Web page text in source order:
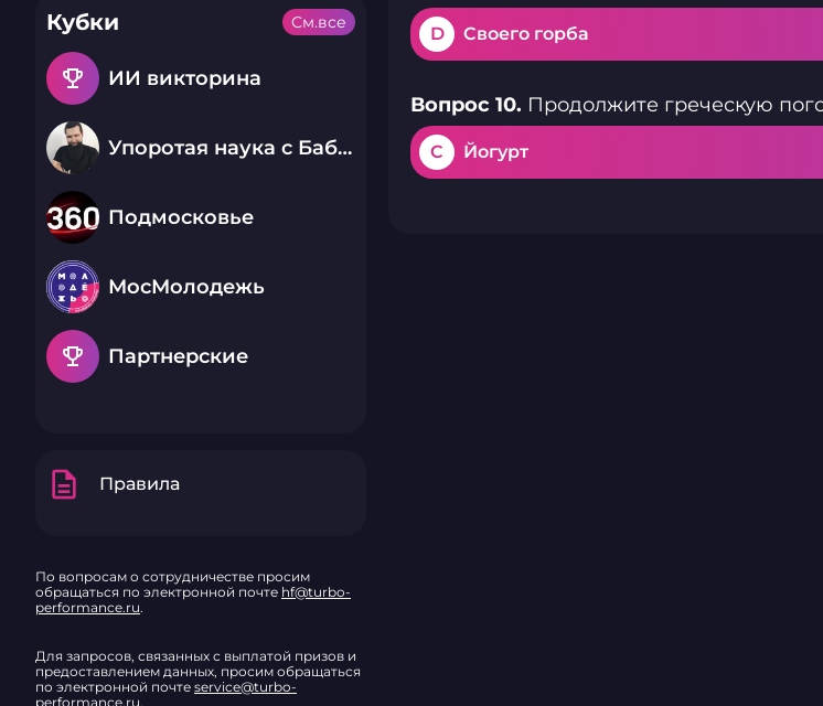
Кубки
emoji_events ИИ викторина
Упоротая наука с Бабаем Лютым
Подмосковье
МосМолодежь
emoji_events Партнерские
См.все
description Правила
По вопросам о сотрудничестве просим
обращаться по электронной почте hf@turbo-
performance.ru.
Для запросов, связанных с выплатой призов и
предоставлением данных, просим обращаться
по электронной почте service@turbo-
performance.ru.
D Своего горба
Вопрос 10. Продолжите греческую
C Йогурт